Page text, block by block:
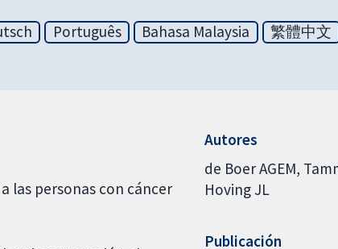
Português Bahasa Malaysia 繁體中文
las personas con cáncer
Autores
de Boer AGEM
Hoving JL
Publicación